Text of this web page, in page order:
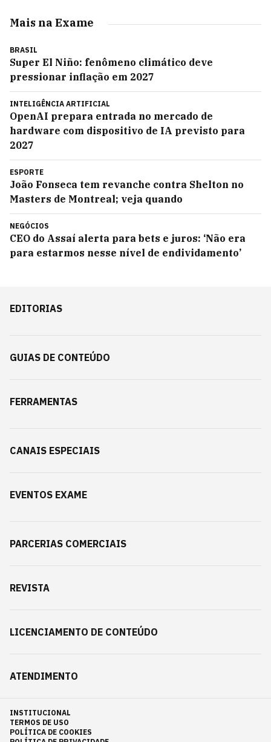
Mais na Exame
BRASIL
Super El Niño: fenômeno climático deve
pressionar inflação em 2027
INTELIGÊNCIA ARTIFICIAL
OpenAI prepara entrada no mercado de
hardware com dispositivo de IA previsto para
2027
ESPORTE
João Fonseca tem revanche contra Shelton no
Masters de Montreal; veja quando
NEGÓCIOS
CEO do Assaí alerta para bets e juros: ‘Não era
para estarmos nesse nível de endividamento’
EDITORIAS
GUIAS DE CONTEÚDO
FERRAMENTAS
CANAIS ESPECIAIS
EVENTOS EXAME
PARCERIAS COMERCIAIS
REVISTA
LICENCIAMENTO DE CONTEÚDO
ATENDIMENTO
INSTITUCIONAL
TERMOS DE USO
POLÍTICA DE COOKIES